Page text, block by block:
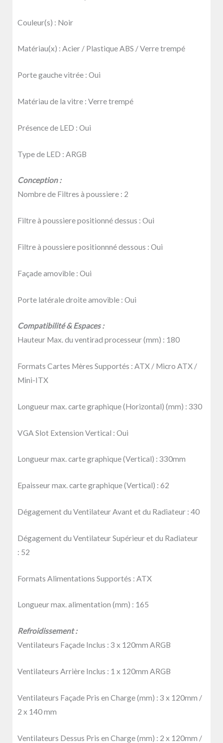
Couleur(s) : Noir
Matériau(x) : Acier / Plastique ABS / Verre trempé
Porte gauche vitrée : Oui
Matériau de la vitre : Verre trempé
Présence de LED : Oui
Type de LED : ARGB
Conception :
Nombre de Filtres à poussiere : 2
Filtre à poussiere positionné dessus : Oui
Filtre à poussiere positionnné dessous : Oui
Façade amovible : Oui
Porte latérale droite amovible : Oui
Compatibilité & Espaces :
Hauteur Max. du ventirad processeur (mm) : 180
Formats Cartes Mères Supportés : ATX / Micro ATX /
Mini-ITX
Longueur max. carte graphique (Horizontal) (mm) : 330
VGA Slot Extension Vertical : Oui
Longueur max. carte graphique (Vertical) : 330mm
Epaisseur max. carte graphique (Vertical) : 62
Dégagement du Ventilateur Avant et du Radiateur : 40
Dégagement du Ventilateur Supérieur et du Radiateur
: 52
Formats Alimentations Supportés : ATX
Longueur max. alimentation (mm) : 165
Refroidissement :
Ventilateurs Façade Inclus : 3 x 120mm ARGB
Ventilateurs Arrière Inclus : 1 x 120mm ARGB
Ventilateurs Façade Pris en Charge (mm) : 3 x 120mm /
2 x 140 mm
Ventilateurs Dessus Pris en Charge (mm) : 2 x 120mm /